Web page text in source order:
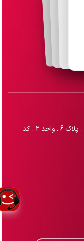
لرستان . خرم آباد . میدان شقایق . کوچه صنایع . پلاک 6 . واحد 2 . کد